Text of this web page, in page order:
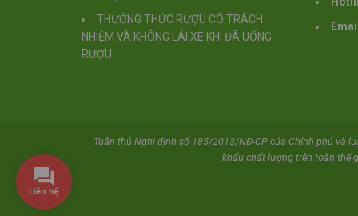
THƯỞNG THỨC RƯỢU CÓ TRÁCH
NHIỆM VÀ KHÔNG LÁI XE KHI ĐÃ UỐNG
RƯỢU.
Tuân thủ Nghị định số 185/2013/NĐ-CP của Chính phủ và
khẩu chất lượng trên toàn thế
Liên hệ